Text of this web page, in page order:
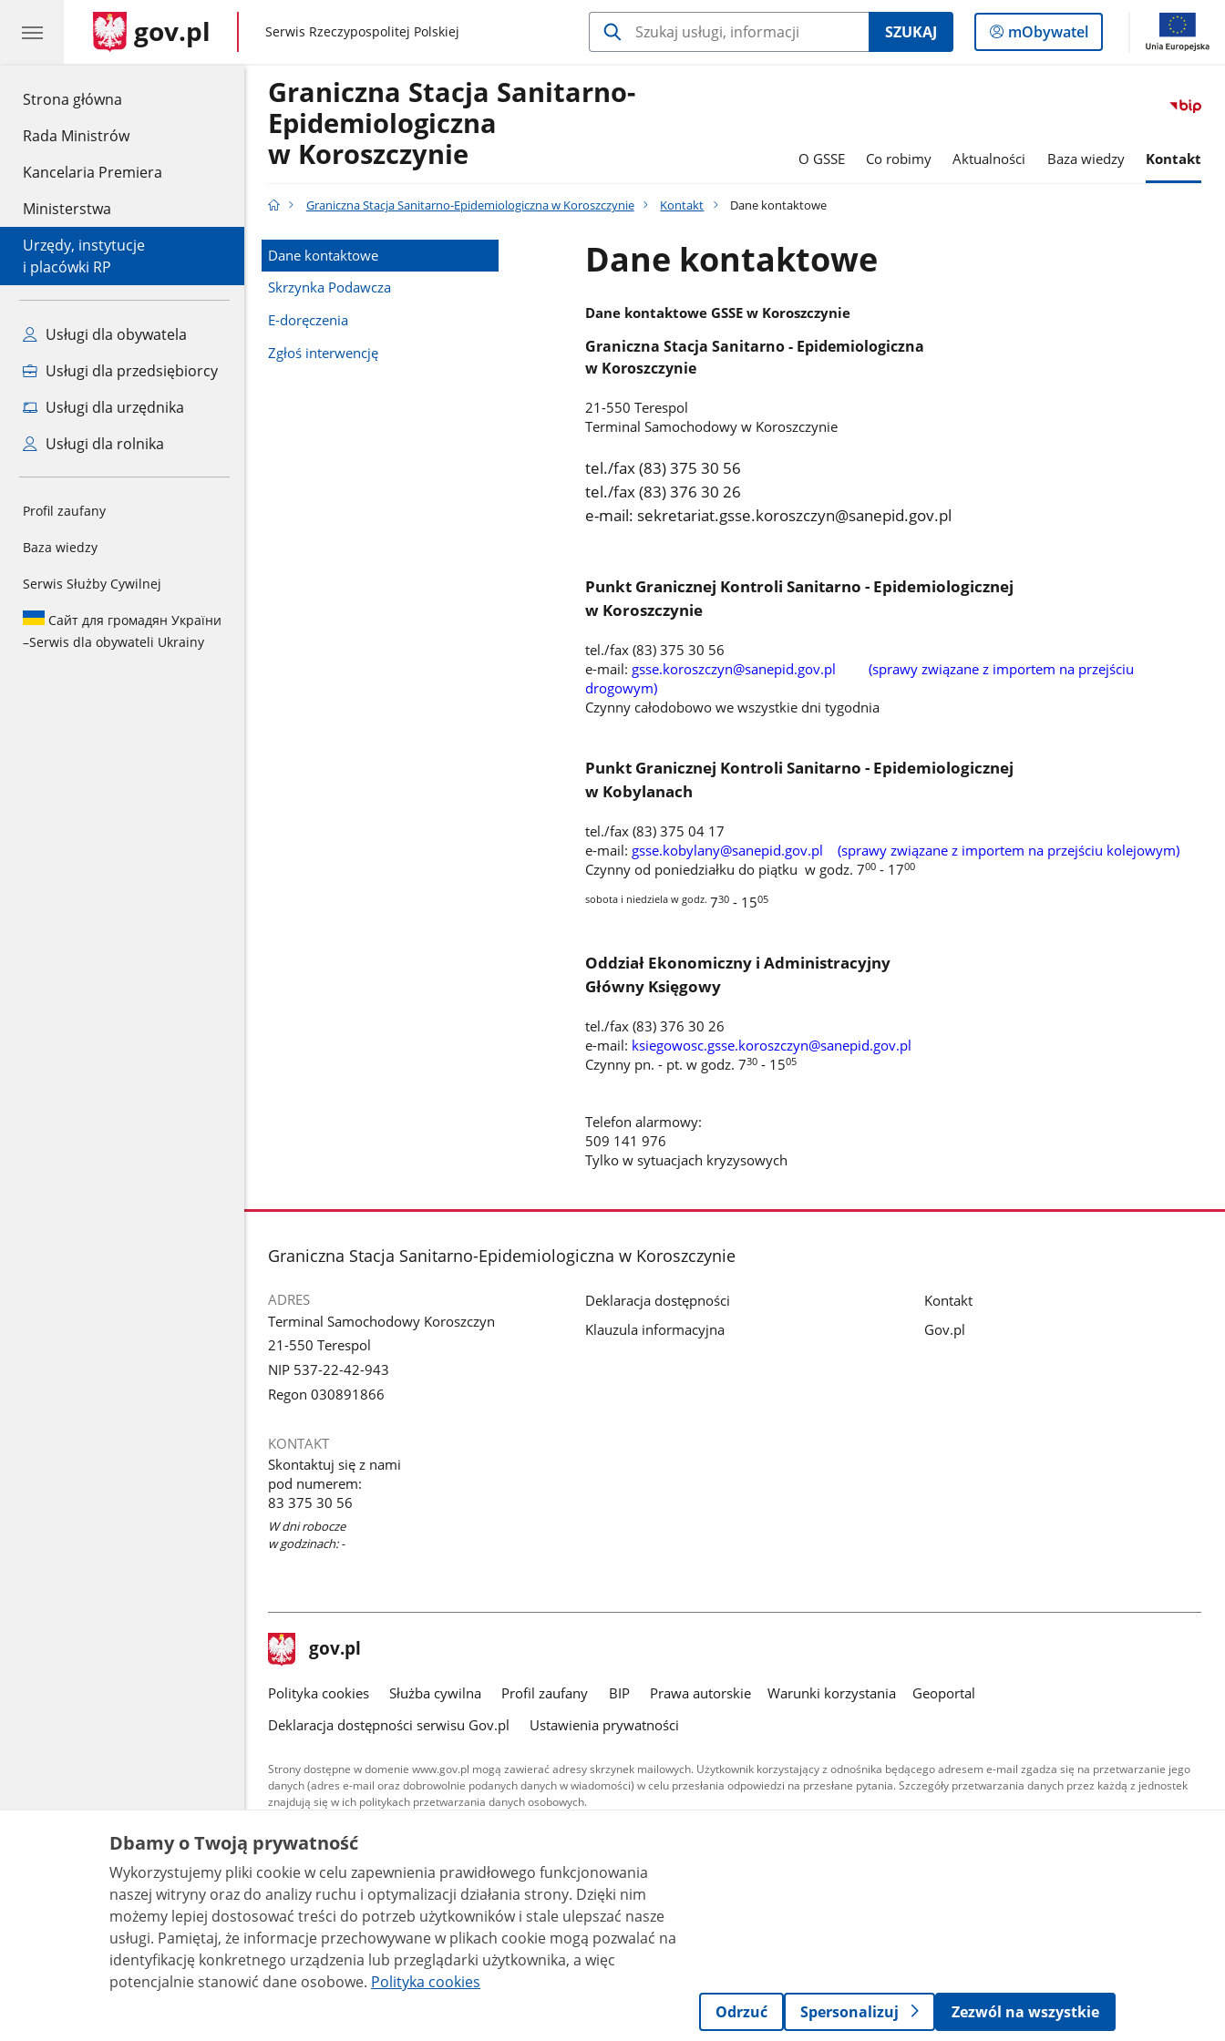
Strona główna
Rada Ministrów
Kancelaria Premiera
Ministerstwa
Urzędy, instytucje
i placówki RP
Usługi dla obywatela
Usługi dla przedsiębiorcy
Usługi dla urzędnika
Usługi dla rolnika
Profil zaufany
Baza wiedzy
Serwis Służby Cywilnej
Сайт для громадян України
–Serwis dla obywateli Ukrainy
gov.pl gov.pl
Serwis Rzeczypospolitej Polskiej SZUKAJ
Logowanie
do
mObywatel
Graniczna Stacja Sanitarno-
Epidemiologiczna
w Koroszczynie
O GSSE Co robimy Aktualności Baza wiedzy Kontakt
Graniczna Stacja Sanitarno-Epidemiologiczna w Koroszczynie Kontakt Dane kontaktowe
Dane kontaktowe
Skrzynka Podawcza
E-doręczenia
Zgłoś interwencję
Dane kontaktowe
Dane kontaktowe GSSE w Koroszczynie
Graniczna Stacja Sanitarno - Epidemiologiczna
w Koroszczynie
21-550 Terespol
Terminal Samochodowy w Koroszczynie
tel./fax (83) 375 30 56
tel./fax (83) 376 30 26
e-mail: sekretariat.gsse.koroszczyn@sanepid.gov.pl
Punkt Granicznej Kontroli Sanitarno - Epidemiologicznej
w Koroszczynie
tel./fax (83) 375 30 56
e-mail: gsse.koroszczyn@sanepid.gov.pl (sprawy związane z importem na przejściu
drogowym)
Czynny całodobowo we wszystkie dni tygodnia
Punkt Granicznej Kontroli Sanitarno - Epidemiologicznej
w Kobylanach
tel./fax (83) 375 04 17
e-mail: gsse.kobylany@sanepid.gov.pl (sprawy związane z importem na przejściu kolejowym)
Czynny od poniedziałku do piątku w godz. 700 - 1700
sobota i niedziela w godz.730 - 1505
Oddział Ekonomiczny i Administracyjny
Główny Księgowy
tel./fax (83) 376 30 26
e-mail: ksiegowosc.gsse.koroszczyn@sanepid.gov.pl
Czynny pn. - pt. w godz. 730 - 1505
Telefon alarmowy:
509 141 976
Tylko w sytuacjach kryzysowych
stopka
Graniczna Stacja Sanitarno-Epidemiologiczna w Koroszczynie
ADRES
Terminal Samochodowy Koroszczyn
21-550 Terespol
NIP 537-22-42-943
Regon 030891866
KONTAKT
Skontaktuj się z nami
pod numerem:
83 375 30 56
W dni robocze
w godzinach: -
Deklaracja dostępności
Klauzula informacyjna
Kontakt
Gov.pl
stopka
gov.pl Strona
gov.pl
gov.pl
Polityka cookies Służba cywilna Profil zaufany BIP Prawa autorskie Warunki korzystania
Geoportal
Deklaracja dostępności serwisu Gov.pl
Ustawienia prywatności
Strony dostępne w domenie www.gov.pl mogą zawierać adresy skrzynek mailowych. Użytkownik korzystający z odnośnika będącego adresem e-mail zgadza się na przetwarzanie jego
danych (adres e-mail oraz dobrowolnie podanych danych w wiadomości) w celu przesłania odpowiedzi na przesłane pytania. Szczegóły przetwarzania danych przez każdą z jednostek
znajdują się w ich politykach przetwarzania danych osobowych.
Treści tekstowe publikowane w serwisie (z wyłączeniem treści audiowizualnych), są
udostępniane na licencji typu Creative Commons: uznanie autorstwa - na tych samych
warunkach 4.0 (CC BY-SA 4.0). Materiały audiowizualne, w tym zdjęcia, materiały audio i wideo,
są udostępniane na licencji typu Creative Commons: uznanie autorstwa użycie niekomercyjne -
bez utworów zależnych 4.0 (CC BY-NC-ND 4.0), o ile nie jest to stwierdzone inaczej.
Dbamy o Twoją prywatność
Wykorzystujemy pliki cookie w celu zapewnienia prawidłowego funkcjonowania
naszej witryny oraz do analizy ruchu i optymalizacji działania strony. Dzięki nim
możemy lepiej dostosować treści do potrzeb użytkowników i stale ulepszać nasze
usługi. Pamiętaj, że informacje przechowywane w plikach cookie mogą pozwalać na
identyfikację konkretnego urządzenia lub przeglądarki użytkownika, a więc
potencjalnie stanowić dane osobowe. Polityka cookies
Odrzuć
Spersonalizuj Zezwól na wszystkie